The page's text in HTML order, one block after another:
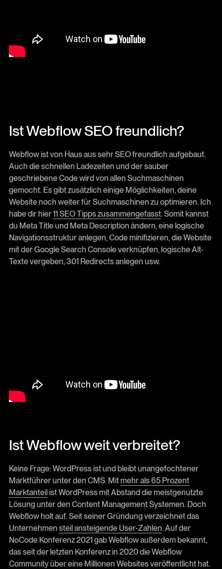
Ist Webflow SEO freundlich?
Webflow ist von Haus aus sehr SEO freundlich aufgebaut.
Auch die schnellen Ladezeiten und der sauber
geschriebene Code wird von allen Suchmaschinen
gemocht. Es gibt zusätzlich einige Möglichkeiten, deine
Website noch weiter für Suchmaschinen zu optimieren. Ich
habe dir hier11 SEO Tipps zusammengefasst. Somit kannst
du Meta Title und Meta Description ändern, eine logische
Navigationsstruktur anlegen, Code minifizieren, die Website
mit der Google Search Console verknüpfen, logische Alt-
Texte vergeben, 301 Redirects anlegen usw.
Ist Webflow weit verbreitet?
Keine Frage: WordPress ist und bleibt unangefochtener
Marktführer unter den CMS. Mit mehr als 65 Prozent
Marktanteilist WordPress mit Abstand die meistgenutzte
Lösung unter den Content Management Systemen. Doch
Webflow holt auf. Seit seiner Gründung verzeichnet das
Unternehmen steil ansteigende User-Zahlen. Auf der
NoCode Konferenz 2021 gab Webflow außerdem bekannt,
das seit der letzten Konferenz in 2020 die Webflow
Community über eine Millionen Websites veröffentlicht hat.